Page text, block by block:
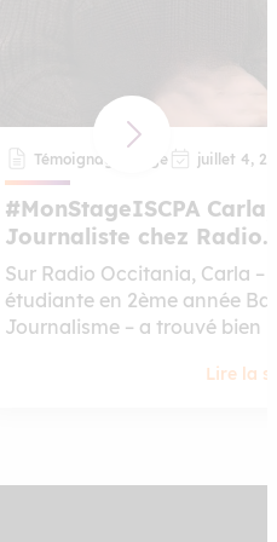
Témoignage stage juillet 4,
#MonStageISCPA Carla,
Journaliste chez Radio
Occitania
Sur Radio Occitania, Carla –
étudiante en 2ème année
Journalisme – a trouvé bien
vivante, une ambiance
quotidiens, émissions
Lire la